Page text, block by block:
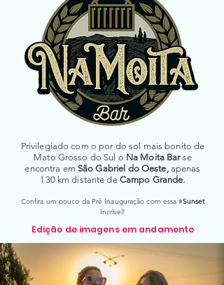
Privilegiado com o por do sol mais bonito de
Mato Grosso do Sul o Na Moita Barse
encontra em São Gabriel do Oeste, apenas
130 km distante de Campo Grande.
Confira um pouco da Pré Inauguração com essa #Sunset
Incrível!
Edição de imagens em andamento